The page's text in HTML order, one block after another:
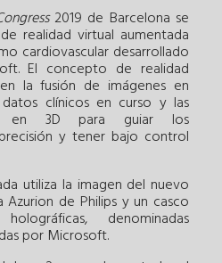
2019 de Barcelona se
realidad virtual aumentada
cardiovascular desarrollado
El concepto de realidad
la fusión de imágenes en
clínicos en curso y las
en 3D para guiar los
y tener bajo control
utiliza la imagen del nuevo
de Philips y un casco
denominadas
por Microsoft.